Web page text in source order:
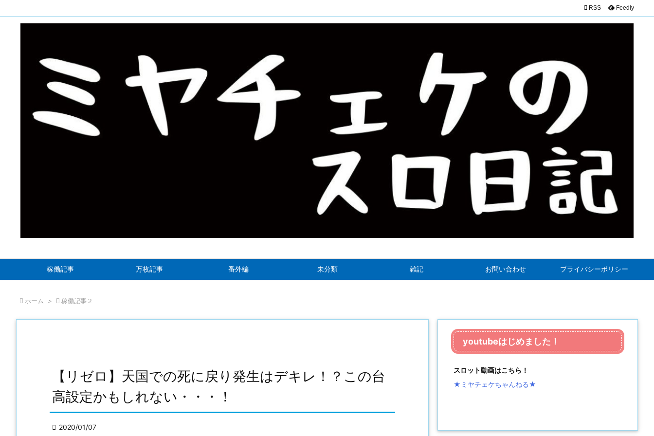
稼働記事 万枚記事 番外編 未分類 雑記 お問い合わせ プライバシーポリシー
 RSS Feedly
 ホーム >  稼働記事２
【リゼロ】天国での死に戻り発生はデキレ！？この台
高設定かもしれない・・・！
 2020/01/07
youtubeはじめました！
スロット動画はこちら！
★ミヤチェケちゃんねる★